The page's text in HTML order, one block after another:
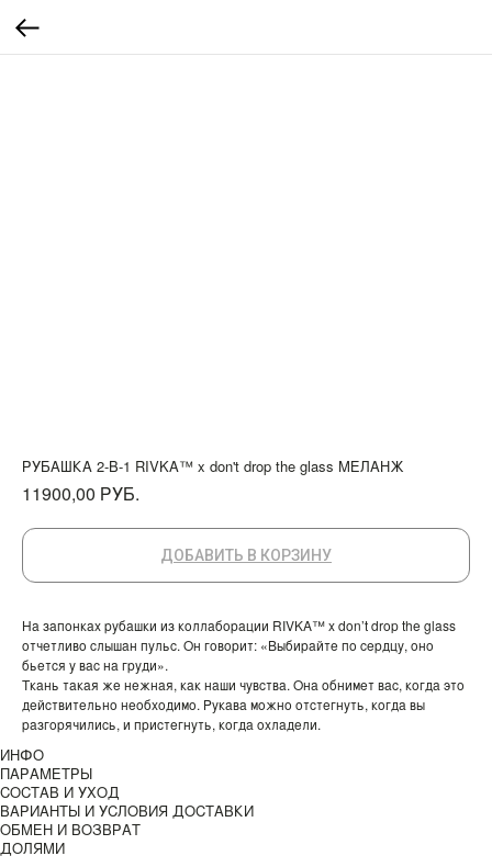
РУБАШКА 2-В-1 RIVKA™ х don't drop the glass МЕЛАНЖ
11900,00 РУБ.
ДОБАВИТЬ В КОРЗИНУ
На запонках рубашки из коллаборации RIVKA™ x don’t drop the glass
отчетливо слышан пульс. Он говорит: «Выбирайте по сердцу, оно
бьется у вас на груди».
Ткань такая же нежная, как наши чувства. Она обнимет вас, когда это
действительно необходимо. Рукава можно отстегнуть, когда вы
разгорячились, и пристегнуть, когда охладели.
ИНФО
ПАРАМЕТРЫ
СОСТАВ И УХОД
ВАРИАНТЫ И УСЛОВИЯ ДОСТАВКИ
ОБМЕН И ВОЗВРАТ
ДОЛЯМИ